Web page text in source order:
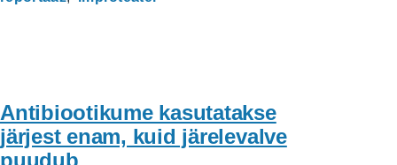
Antibiootikume kasutatakse
järjest enam, kuid järelevalve
puudub